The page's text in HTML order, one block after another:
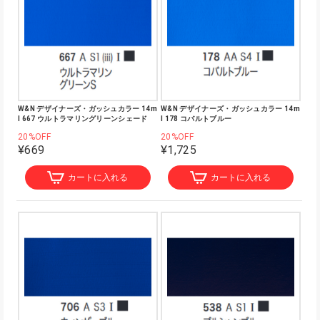
W&N デザイナーズ・ガッシュカラー 14m
l 667 ウルトラマリングリーンシェード
20%OFF
¥669
カートに入れる
W&N デザイナーズ・ガッシュカラー 14m
l 178 コバルトブルー
20%OFF
¥1,725
カートに入れる